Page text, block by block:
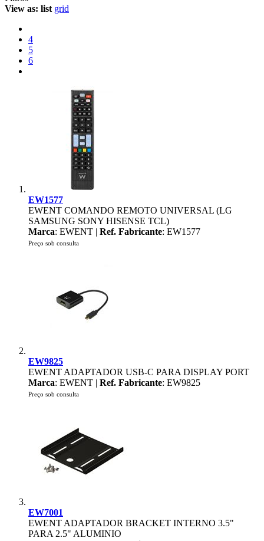
View as: list grid
4
5
6
EW1577
EWENT COMANDO REMOTO UNIVERSAL (LG
SAMSUNG SONY HISENSE TCL)
Marca: EWENT | Ref. Fabricante: EW1577
Preço sob consulta
EW9825
EWENT ADAPTADOR USB-C PARA DISPLAY PORT
Marca: EWENT | Ref. Fabricante: EW9825
Preço sob consulta
EW7001
EWENT ADAPTADOR BRACKET INTERNO 3.5"
PARA 2.5" ALUMINIO